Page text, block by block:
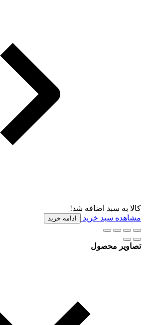
کالا به سبد اضافه شد!
مشاهده سبد خرید
ادامه خرید
تصاویر محصول